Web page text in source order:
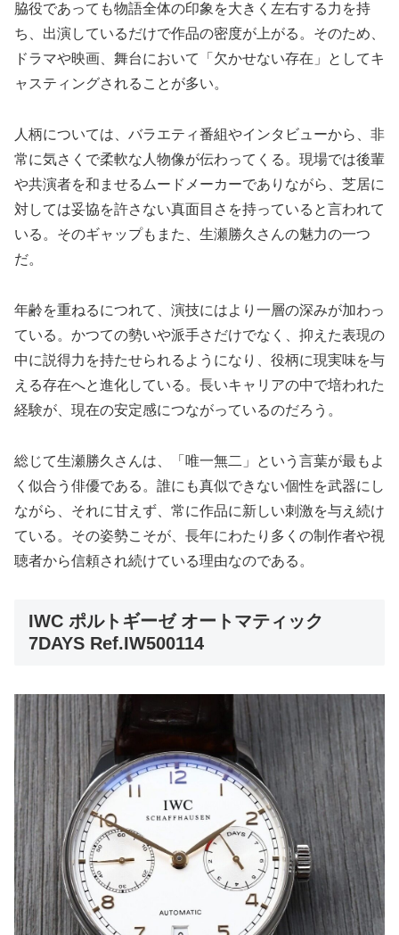
脇役であっても物語全体の印象を大きく左右する力を持
ち、出演しているだけで作品の密度が上がる。そのため、
ドラマや映画、舞台において「欠かせない存在」としてキ
ャスティングされることが多い。
人柄については、バラエティ番組やインタビューから、非
常に気さくで柔軟な人物像が伝わってくる。現場では後輩
や共演者を和ませるムードメーカーでありながら、芝居に
対しては妥協を許さない真面目さを持っていると言われて
いる。そのギャップもまた、生瀬勝久さんの魅力の一つ
だ。
年齢を重ねるにつれて、演技にはより一層の深みが加わっ
ている。かつての勢いや派手さだけでなく、抑えた表現の
中に説得力を持たせられるようになり、役柄に現実味を与
える存在へと進化している。長いキャリアの中で培われた
経験が、現在の安定感につながっているのだろう。
総じて生瀬勝久さんは、「唯一無二」という言葉が最もよ
く似合う俳優である。誰にも真似できない個性を武器にし
ながら、それに甘えず、常に作品に新しい刺激を与え続け
ている。その姿勢こそが、長年にわたり多くの制作者や視
聴者から信頼され続けている理由なのである。
IWC ポルトギーゼ オートマティック
7DAYS Ref.IW500114